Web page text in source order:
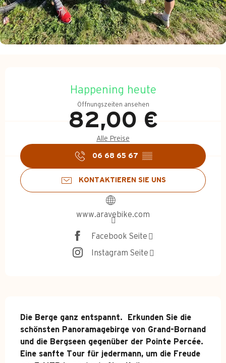
Happening heute
Öffnungszeiten ansehen
82,00 €
Alle Preise
06 68 65 67 ▒▒
KONTAKTIEREN SIE UNS
www.aravebike.com
Facebook Seite
Instagram Seite
Beschreibung
Die Berge ganz entspannt.  Erkunden Sie die
schönsten Panoramagebirge von Grand-Bornand
und die Bergseen gegenüber der Pointe Percée.
Eine sanfte Tour für jedermann, um die Freude